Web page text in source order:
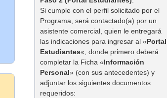
Si cumple con el perfil solicitado por el
Programa, será contactado(a) por un
asistente comercial, quien le entregará
las indicaciones para ingresar al «Portal
Estudiantes«, donde primero deberá
completar la Ficha «Información
Personal» (con sus antecedentes) y
adjuntar los siguientes documentos
requeridos: